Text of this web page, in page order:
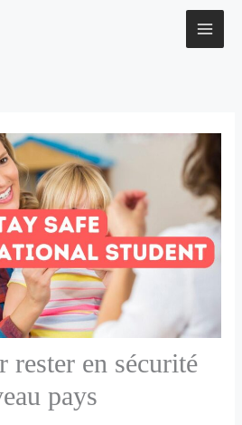
rester en sécurité
pays